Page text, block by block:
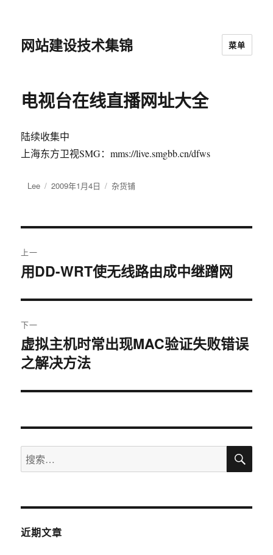
网站建设技术集锦 菜单
电视台在线直播网址大全
陆续收集中
上海东方卫视SMG：mms://live.smgbb.cn/dfws
作
Lee
发
2009年1月4日
分
杂货铺
章
航
上一
上
文
章：
用DD-WRT使无线路由成中继蹭网
下一
下
篇
章：
虚拟主机时常出现MAC验证失败错误
之解决方法
搜
索：
搜
近期文章